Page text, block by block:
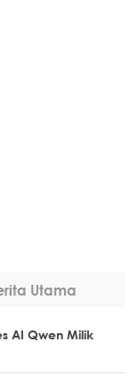
Utama
AI Qwen Milik